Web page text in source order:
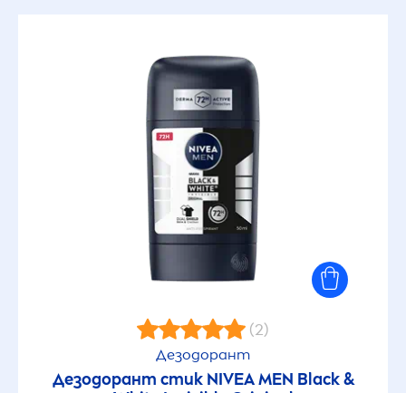
(2)
Дезодорант
Дезодорант стик NIVEA MEN Black&